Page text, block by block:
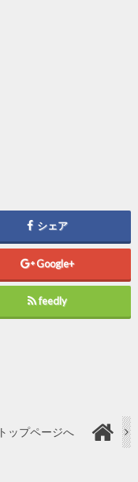
シェア
Google+
feedly
トップページへ